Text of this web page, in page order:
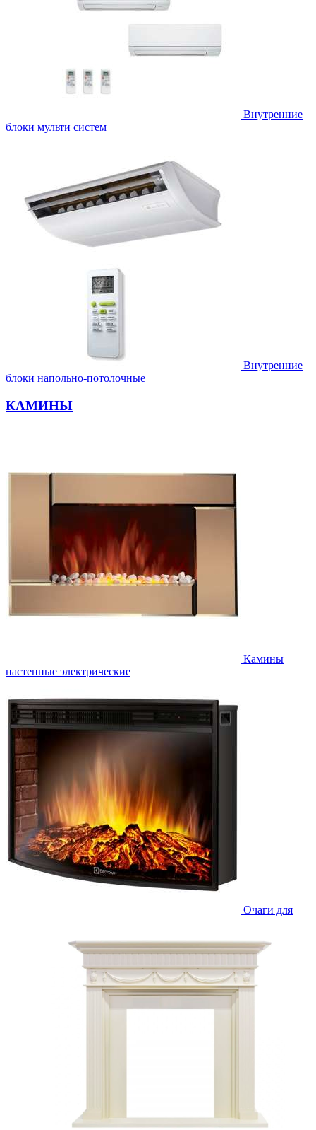
Внутренние
блоки мульти систем
Внутренние
блоки напольно-потолочные
КАМИНЫ
Камины
настенные электрические
Очаги для